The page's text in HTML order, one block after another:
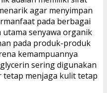
agar menyimpan
pada berbagai
senyawa organik
pada produk-produk
kemampuannya
sering digunakan
menjaga kulit tetap